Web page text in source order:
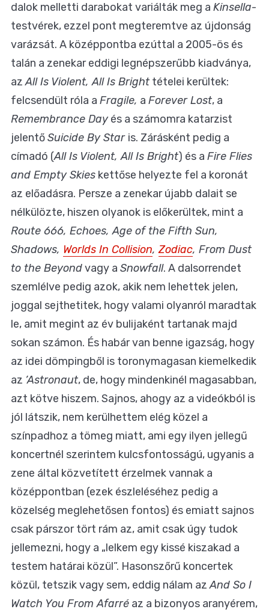
dalok melletti darabokat variálták meg a Kinsella-
testvérek, ezzel pont megteremtve az újdonság
varázsát. A középpontba ezúttal a 2005-ös és
talán a zenekar eddigi legnépszerűbb kiadványa,
azAll Is Violent, All Is Bright tételei kerültek:
felcsendült róla a Fragile, a Forever Lost, a
Remembrance Dayés a számomra katarzist
jelentőSuicide By Star is. Zárásként pedig a
címadó (All Is Violent, All Is Bright) és a Fire Flies
and Empty Skies kettőse helyezte fel a koronát
az előadásra. Persze a zenekar újabb dalait se
nélkülözte, hiszen olyanok is előkerültek, mint a
Route 666, Echoes, Age of the Fifth Sun,
Shadows, Worlds In Collision,Zodiac, From Dust
to the Beyondvagy a Snowfall. A dalsorrendet
szemlélve pedig azok, akik nem lehettek jelen,
joggal sejthetitek, hogy valami olyanról maradtak
le, amit megint az év bulijaként tartanak majd
sokan számon. És habár van benne igazság, hogy
az idei dömpingből is toronymagasan kiemelkedik
az ’Astronaut, de, hogy mindenkinél magasabban,
azt kötve hiszem. Sajnos, ahogy az a videókból is
jól látszik, nem kerülhettem elég közel a
színpadhoz a tömeg miatt, ami egy ilyen jellegű
koncertnél szerintem kulcsfontosságú, ugyanis a
zene által közvetített érzelmek vannak a
középpontban (ezek észleléséhez pedig a
közelség meglehetősen fontos) és emiatt sajnos
csak párszor tört rám az, amit csak úgy tudok
jellemezni, hogy a „lelkem egy kissé kiszakad a
testem határai közül”. Hasonszőrű koncertek
közül, tetszik vagy sem, eddig nálam azAnd So I
Watch You From Afarré az a bizonyos aranyérem,